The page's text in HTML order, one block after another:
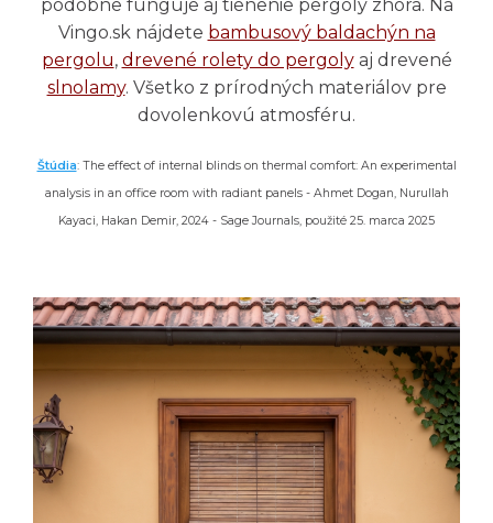
podobne funguje aj tienenie pergoly zhora. Na
Vingo.sk nájdete bambusový baldachýn na
pergolu, drevené rolety do pergolyaj drevené
slnolamy. Všetko z prírodných materiálov pre
dovolenkovú atmosféru.
Štúdia: The effect of internal blinds on thermal comfort: An experimental
analysis in an office room with radiant panels - Ahmet Dogan, Nurullah
Kayaci, Hakan Demir, 2024 - Sage Journals, použité 25. marca 2025